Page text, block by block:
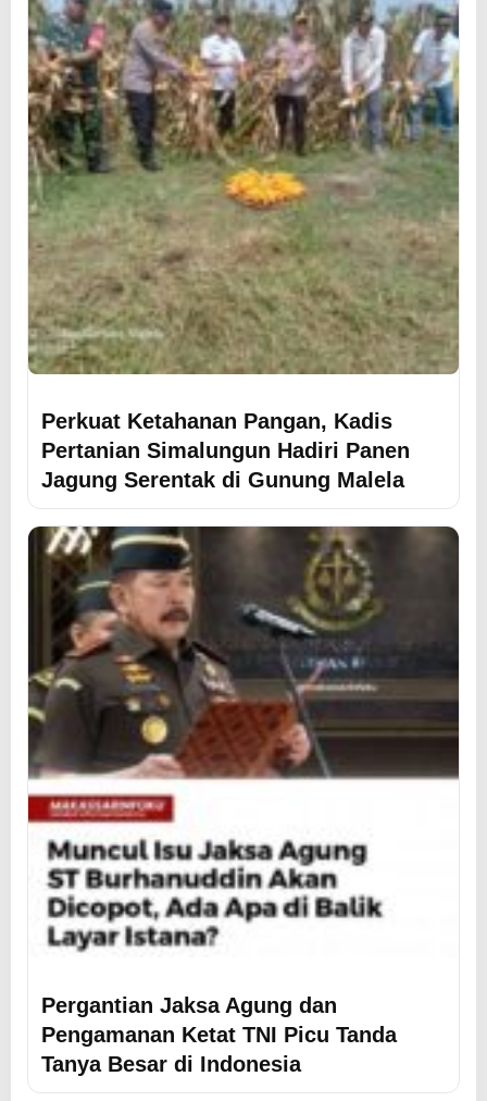
Perkuat Ketahanan Pangan, Kadis
Pertanian Simalungun Hadiri Panen
Jagung Serentak di Gunung Malela
Pergantian Jaksa Agung dan
Pengamanan Ketat TNI Picu Tanda
Tanya Besar di Indonesia